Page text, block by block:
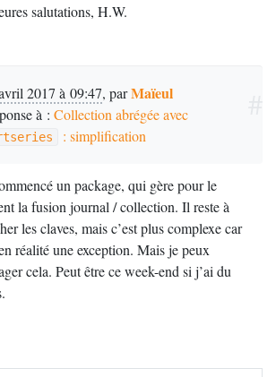
salutations, H.W.
2017 à 09:47, parMaïeul
à : Collection abrégée avec
: simplification
un package, qui gère pour le
la fusion journal / collection. Il reste à
les claves, mais c’est plus complexe car
réalité une exception. Mais je peux
cela. Peut être ce week-end si j’ai du